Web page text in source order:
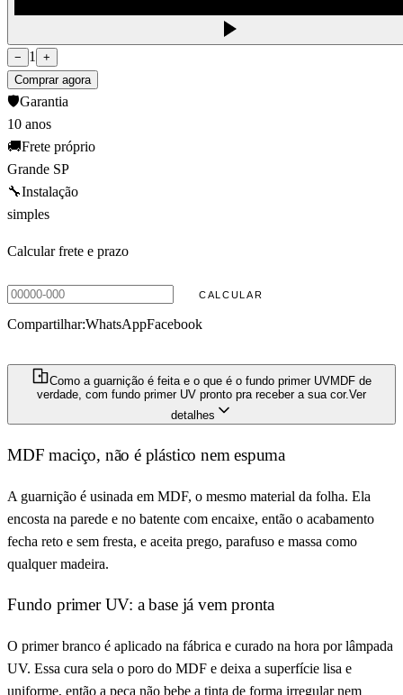
− 1
+
Comprar agora
🛡️Garantia
10 anos
🚚Frete próprio
Grande SP
🔧Instalação
simples
Calcular frete e prazo
CALCULAR
Compartilhar:WhatsAppFacebook
1R$ 216,00
Como a guarnição é feita e o que é o fundo primer UVMDF de
verdade, com fundo primer UV pronto pra receber a sua cor.Ver
detalhes
MDF maciço, não é plástico nem espuma
A guarnição é usinada em MDF, o mesmo material da folha. Ela
encosta na parede e no batente com encaixe, então o acabamento
fecha reto e sem fresta, e aceita prego, parafuso e massa como
qualquer madeira.
Fundo primer UV: a base já vem pronta
O primer branco é aplicado na fábrica e curado na hora por lâmpada
UV. Essa cura sela o poro do MDF e deixa a superfície lisa e
uniforme, então a peça não bebe a tinta de forma irregular nem